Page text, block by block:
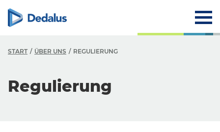
START ÜBER UNS REGULIERUNG
Regulierung